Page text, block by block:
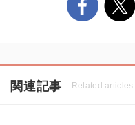
関連記事 Related articles